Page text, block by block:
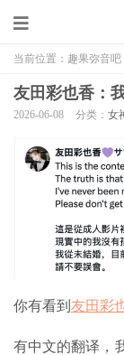
当前位置： 趣果弥音吧
友田彩也香：
2026-06-08 分类： 女
你有看到 友田彩
有中文的翻译，